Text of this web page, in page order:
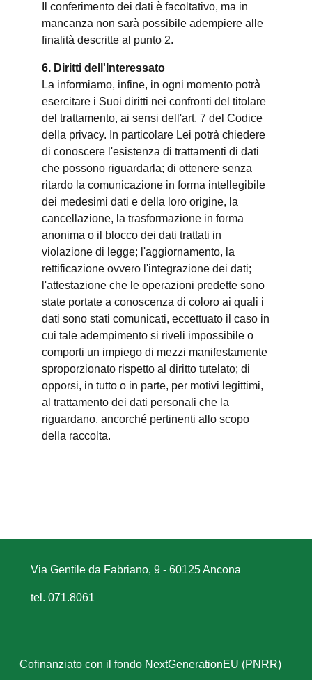
Il conferimento dei dati è facoltativo, ma in
mancanza non sarà possibile adempiere alle
finalità descritte al punto 2.
6. Diritti dell'Interessato
La informiamo, infine, in ogni momento potrà
esercitare i Suoi diritti nei confronti del titolare
del trattamento, ai sensi dell'art. 7 del Codice
della privacy. In particolare Lei potrà chiedere
di conoscere l'esistenza di trattamenti di dati
che possono riguardarla; di ottenere senza
ritardo la comunicazione in forma intellegibile
dei medesimi dati e della loro origine, la
cancellazione, la trasformazione in forma
anonima o il blocco dei dati trattati in
violazione di legge; l'aggiornamento, la
rettificazione ovvero l'integrazione dei dati;
l'attestazione che le operazioni predette sono
state portate a conoscenza di coloro ai quali i
dati sono stati comunicati, eccettuato il caso in
cui tale adempimento si riveli impossibile o
comporti un impiego di mezzi manifestamente
sproporzionato rispetto al diritto tutelato; di
opporsi, in tutto o in parte, per motivi legittimi,
al trattamento dei dati personali che la
riguardano, ancorché pertinenti allo scopo
della raccolta.
Via Gentile da Fabriano, 9 - 60125 Ancona
tel. 071.8061
Cofinanziato con il fondo NextGenerationEU (PNRR)